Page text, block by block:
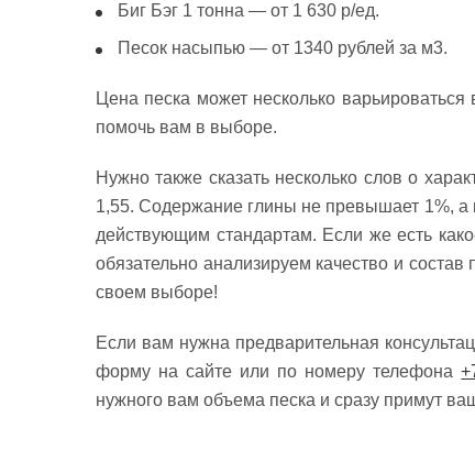
Биг Бэг 1 тонна — от 1 630 р/ед.
Песок насыпью — от 1340 рублей за м3.
Цена песка может несколько
помочь вам в выборе.
Нужно также сказать несколько слов о
1,55. Содержание глины не превышает 1%, а
действующим стандартам. Если же есть
обязательно анализируем качество и
своем выборе!
Если вам нужна предварительная
форму на сайте или по номеру телефона
нужного вам объема песка и сразу примут